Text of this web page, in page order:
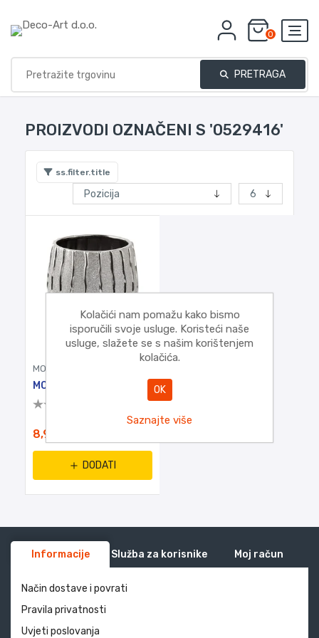
0
PRETRAGA
PROIZVODI OZNAČENI S '0529416'
ss.filter.title
MOON
MOON 05.294.16
8,95€
DODATI
Informacije Služba za korisnike Moj račun
Način dostave i povrati
Pravila privatnosti
Uvjeti poslovanja
Kolačići nam pomažu kako bismo
isporučili svoje usluge. Koristeći naše
usluge, slažete se s našim korištenjem
kolačića.
OK
Saznajte više